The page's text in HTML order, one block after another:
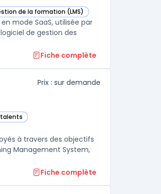
de la formation (LMS)
cette catégorie
mode SaaS, utilisée par
de gestion des
Fiche complète
Prix : sur demande
talents
à travers des objectifs
Management System,
Fiche complète